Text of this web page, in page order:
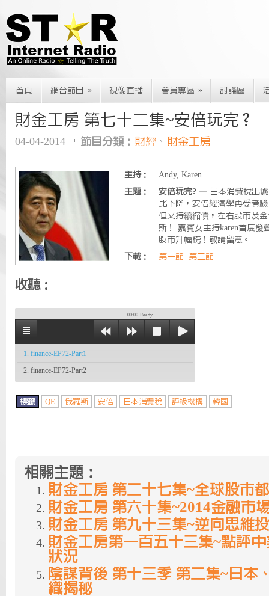
首頁 網台節目 » 視像直播 會員專區 » 討論區
財金工房 第七十二集~安倍玩完？
04-04-2014 節目分類： 財經 、 財金工房
主持：
Andy, Karen
主題：
安倍玩完? — 日本消費稅出爐
比下降，安倍經濟學再受考
但又持續縮債，左右股市及
斯！ 嘉賓女主持karen首度發
股市升幅榜！敬請留意。
下載：
第一節 第二節
收聽：
00:00 Ready
1. finance-EP72-Part1
2. finance-EP72-Part2
標籤 QE 俄羅斯 安倍 日本消費稅 評級機構 韓國
相關主題：
財金工房 第二十七集~全球股市
財金工房 第六十集~2014金融市
財金工房 第九十三集~逆向思維
財金工房第一百五十三集~點評
狀況
陰謀背後 第十三季 第二集~日本
織揭秘